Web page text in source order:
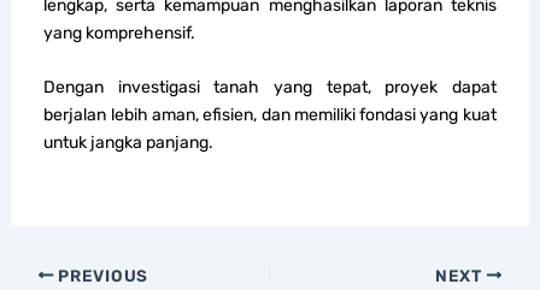
lengkap, serta kemampuan menghasilkan laporan teknis
yang komprehensif.
Dengan investigasi tanah yang tepat, proyek dapat
berjalan lebih aman, efisien, dan memiliki fondasi yang kuat
untuk jangka panjang.
PREVIOUS NEXT